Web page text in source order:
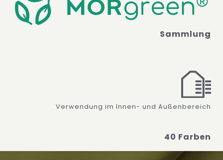
Sammlung
Verwendung im Innen- und Außenbereich
40 Farben